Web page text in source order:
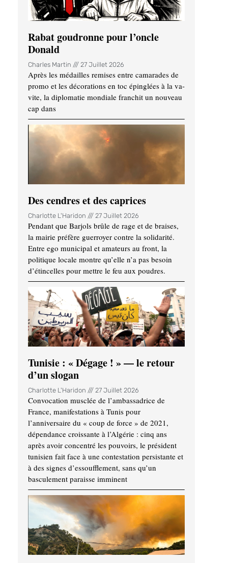
Rabat goudronne pour l’oncle
Donald
Charles Martin 27 Juillet 2026
Après les médailles remises entre camarades de
promo et les décorations en toc épinglées à la va-
vite, la diplomatie mondiale franchit un nouveau
cap dans
Des cendres et des caprices
Charlotte L'Haridon 27 Juillet 2026
Pendant que Barjols brûle de rage et de braises,
la mairie préfère guerroyer contre la solidarité.
Entre ego municipal et amateurs au front, la
politique locale montre qu’elle n’a pas besoin
d’étincelles pour mettre le feu aux poudres.
Tunisie : « Dégage ! » — le retour
d’un slogan
Charlotte L'Haridon 27 Juillet 2026
Convocation musclée de l’ambassadrice de
France, manifestations à Tunis pour
l’anniversaire du « coup de force » de 2021,
dépendance croissante à l’Algérie : cinq ans
après avoir concentré les pouvoirs, le président
tunisien fait face à une contestation persistante et
à des signes d’essoufflement, sans qu’un
basculement paraisse imminent